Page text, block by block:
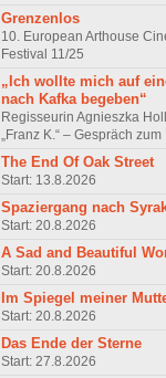
Grenzenlos
10. European Arthouse
Festival 11/25
„Ich wollte mich auf
nach Kafka begeben“
Regisseurin Agnieszka
„Franz K.“ – Gespräch
The End Of Oak Street
Start: 13.8.2026
Spaziergang nach
Start: 20.8.2026
A Sad and Beautiful
Start: 20.8.2026
Im Spiegel meiner
Start: 20.8.2026
Das Ende der Sterne
Start: 27.8.2026